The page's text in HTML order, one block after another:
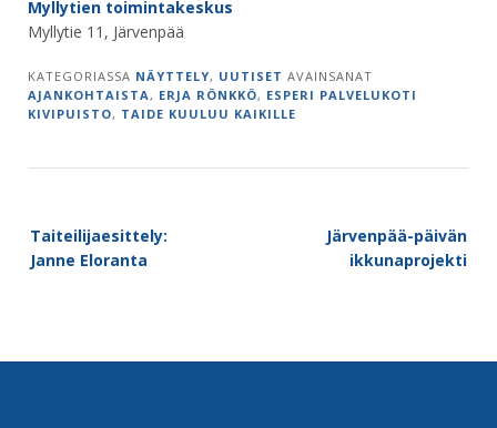
Myllytien toimintakeskus
Myllytie 11, Järvenpää
KATEGORIASSA NÄYTTELY, UUTISET AVAINSANAT
AJANKOHTAISTA, ERJA RÖNKKÖ, ESPERI PALVELUKOTI
KIVIPUISTO, TAIDE KUULUU KAIKILLE
navigation
Taiteilijaesittely:
Janne Eloranta
Järvenpää-päivän
ikkunaprojekti